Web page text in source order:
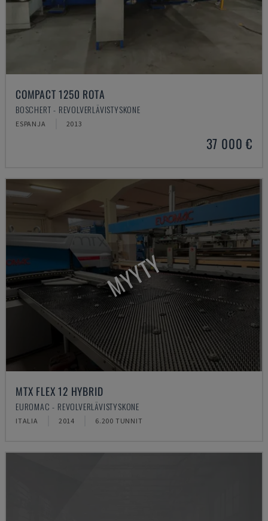
COMPACT 1250 ROTA
BOSCHERT - REVOLVERLÄVISTYSKONE
ESPANJA 2013
37 000 €
MYYTY
MTX FLEX 12 HYBRID
EUROMAC - REVOLVERLÄVISTYSKONE
ITALIA 2014 6.200 TUNNIT